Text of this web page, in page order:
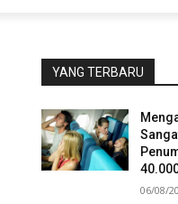
YANG TERBARU
06/08/